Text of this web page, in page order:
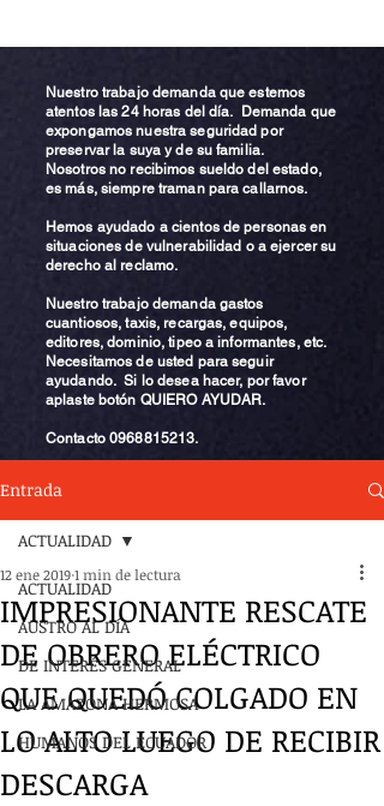
Nuestro trabajo demanda que estemos
atentos las 24 horas del día. Demanda que
expongamos nuestra seguridad por
preservar la suya y de su familia.
Nosotros no recibimos sueldo del estado,
es más, siempre traman para callarnos.
Hemos ayudado a cientos de personas en
situaciones de vulnerabilidad o a ejercer su
derecho al reclamo.
Nuestro trabajo demanda gastos
cuantiosos, taxis, recargas, equipos,
editores, dominio, tipeo a informantes, etc.
Necesitamos de usted para seguir
ayudando. Si lo desea hacer, por favor
aplaste botón QUIERO AYUDAR.
Contacto0968815213.
Entrada
ACTUALIDAD
AUSTRO AL DÍA
DE INTERÉS GENERAL
LA AMAZONA HERMOSA
HUMANOS DEL ECUADOR
ACTUALIDAD
IMPRESIONANTE RESCATE
DE OBRERO ELÉCTRICO
QUE QUEDÓ COLGADO EN
LO ALTO LUEGO DE RECIBIR
DESCARGA
12 ene 20191 min de lectura